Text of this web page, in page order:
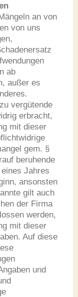
an von
von uns
ab
außer es
vergütende
erbracht,
mit dieser
gem. §
beruhende
Jahres
ansonsten
gilt auch
der Firma
werden,
mit dieser
Auf diese
und